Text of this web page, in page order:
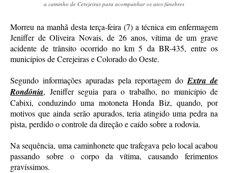
a caminho de Cerejeiras para acompanhar os atos fúnebres
Morreu na manhã desta terça-feira (7) a técnica em enfermagem
Jeniffer de Oliveira Novais, de 26 anos, vítima de um grave
acidente de trânsito ocorrido no km 5 da BR-435, entre os
municípios de Cerejeiras e Colorado do Oeste.
Segundo informações apuradas pela reportagem doExtra de
Rondônia, Jeniffer seguia para o trabalho, no município de
Cabixi, conduzindo uma motoneta Honda Biz, quando, por
motivos que ainda serão apurados, teria atingido uma pedra na
pista, perdido o controle da direção e caído sobre a rodovia.
Na sequência, uma caminhonete que trafegava pelo local acabou
passando sobre o corpo da vítima, causando ferimentos
gravíssimos.